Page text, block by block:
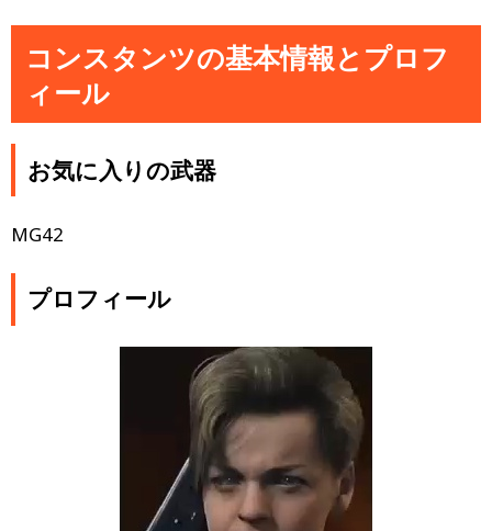
コンスタンツの基本情報とプロフ
ィール
お気に入りの武器
MG42
プロフィール